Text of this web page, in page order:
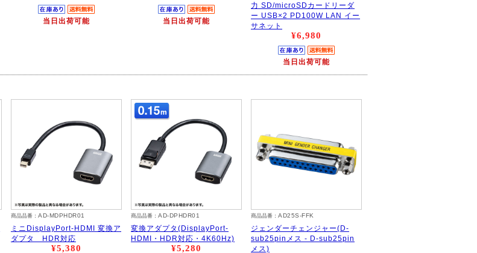
当日出荷可能 当日出荷可能
力 SD/microSDカードリーダ
ー USB×2 PD100W LAN イー
サネット
¥6,980
当日出荷可能
商品品番： AD-MDPHDR01
ミニDisplayPort-HDMI 変換ア
ダプタ HDR対応
¥5,380
商品品番： AD-DPHDR01
変換アダプタ(DisplayPort-
HDMI・HDR対応・4K60Hz)
¥5,280
商品品番： AD25S-FFK
ジェンダーチェンジャー(D-
sub25pinメス - D-sub25pin
メス)